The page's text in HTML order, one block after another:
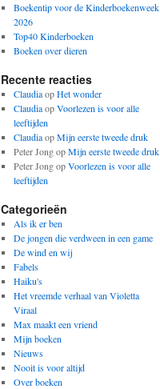
Boekentip voor de Kinderboekenweek
2026
Top40 Kinderboeken
Boeken over dieren
Recente reacties
ClaudiaopHet wonder
ClaudiaopVoorlezen is voor alle
leeftijden
ClaudiaopMijn eerste tweede druk
Peter JongopMijn eerste tweede druk
Peter JongopVoorlezen is voor alle
leeftijden
Categorieën
Als ik er ben
De jongen die verdween in een game
De wind en wij
Fabels
Haiku's
Het vreemde verhaal van Violetta
Viraal
Max maakt een vriend
Mijn boeken
Nieuws
Nooit is voor altijd
Over boeken